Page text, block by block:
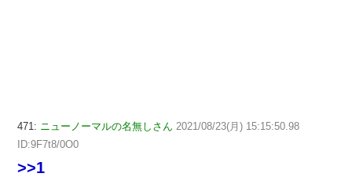
471: ニューノーマルの名無しさん 2021/08/23(月) 15:15:50.98
ID:9F7t8/0O0
>>1